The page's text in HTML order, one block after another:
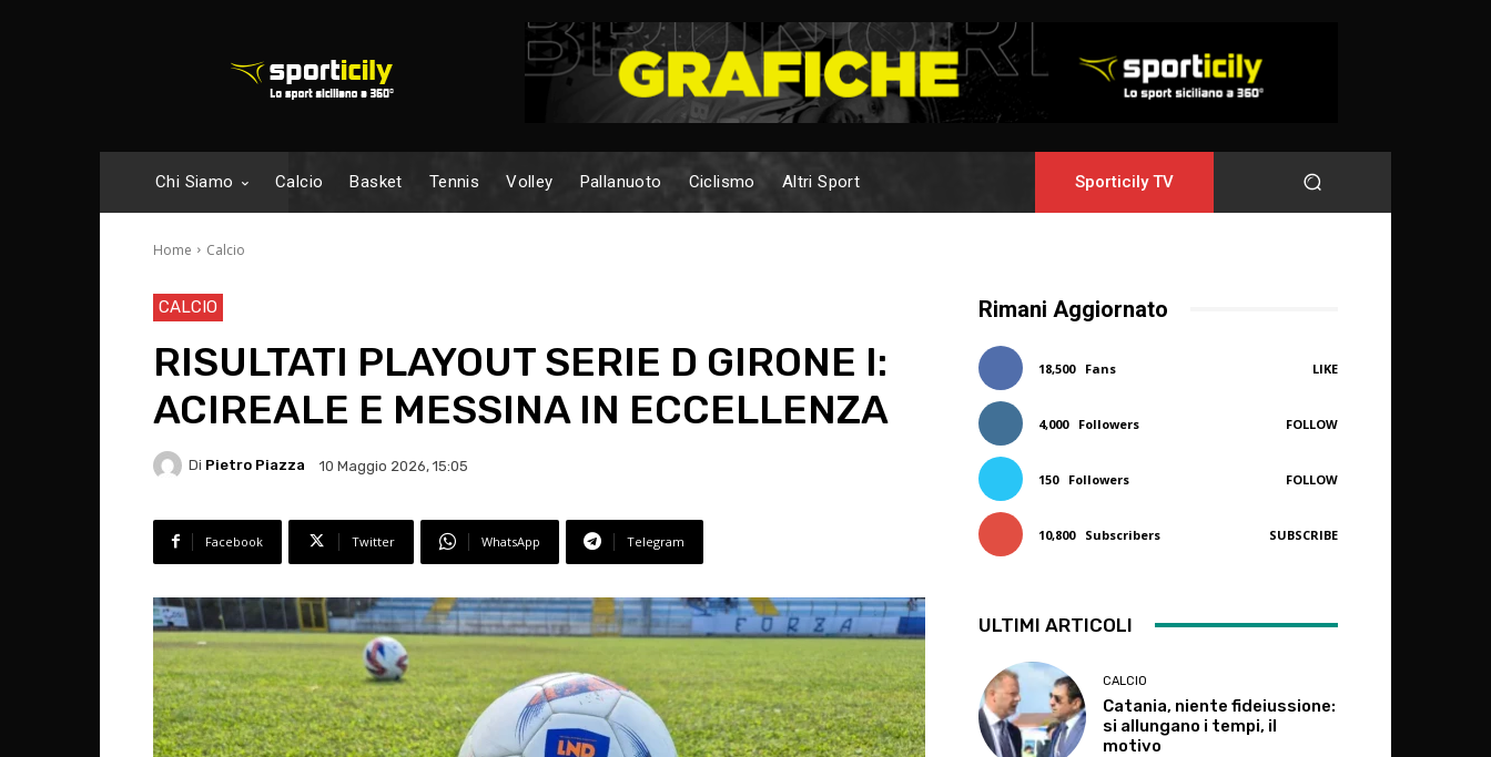
Chi Siamo Calcio Basket Tennis Volley Pallanuoto Ciclismo Altri Sport Sporticily TV
Home Calcio
CALCIO
RISULTATI PLAYOUT SERIE D GIRONE I:
ACIREALE E MESSINA IN ECCELLENZA
Di Pietro Piazza 10 Maggio 2026, 15:05
Facebook Twitter WhatsApp Telegram
Rimani Aggiornato
18,500 Fans LIKE
4,000 Followers FOLLOW
150 Followers FOLLOW
10,800 Subscribers SUBSCRIBE
ULTIMI ARTICOLI
CALCIO
Catania, niente fideiussione:
si allungano i tempi, il
motivo